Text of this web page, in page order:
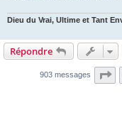
Dieu du Vrai, Ultime et Tant
Répondre
903 messages